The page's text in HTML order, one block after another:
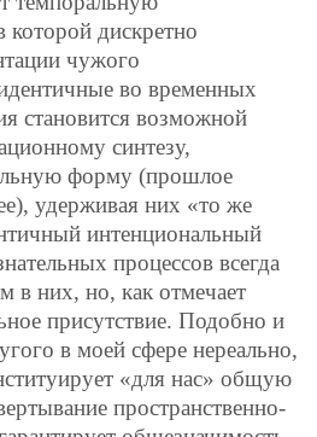
которой дискретно
чужого
во временных
становится возможной
синтезу,
форму (прошлое
удерживая них «то же
интенциональный
процессов всегда
в них, но, как отмечает
присутствие. Подобно и
в моей сфере нереально,
«для нас» общую
пространственно-